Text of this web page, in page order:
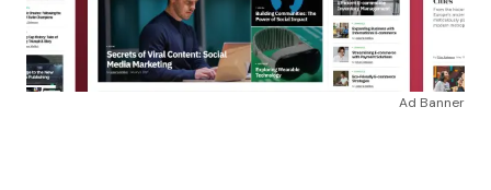
Ad Banner